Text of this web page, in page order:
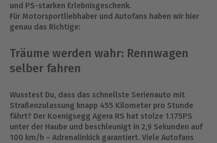
und PS-starken Erlebnisgeschenk.
Für Motorsportliebhaber und Autofans haben wir hier
genau das Richtige:
Träume werden wahr: Rennwagen
selber fahren
Wusstest Du, dass das schnellste Serienauto mit
Straßenzulassung knapp 455 Kilometer pro Stunde
fährt? Der Koenigsegg Agera RS hat stolze 1.175PS
unter der Haube und beschleunigt in 2,9 Sekunden auf
100 km/h – Adrenalinkick garantiert. Viele Autofans